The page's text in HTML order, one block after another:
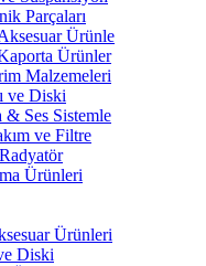
Parçaları
Ürünle
Ürünler
Malzemeleri
ve Diski
Ses Sistemle
ve Filtre
Ürünleri
Ürünleri
Diski